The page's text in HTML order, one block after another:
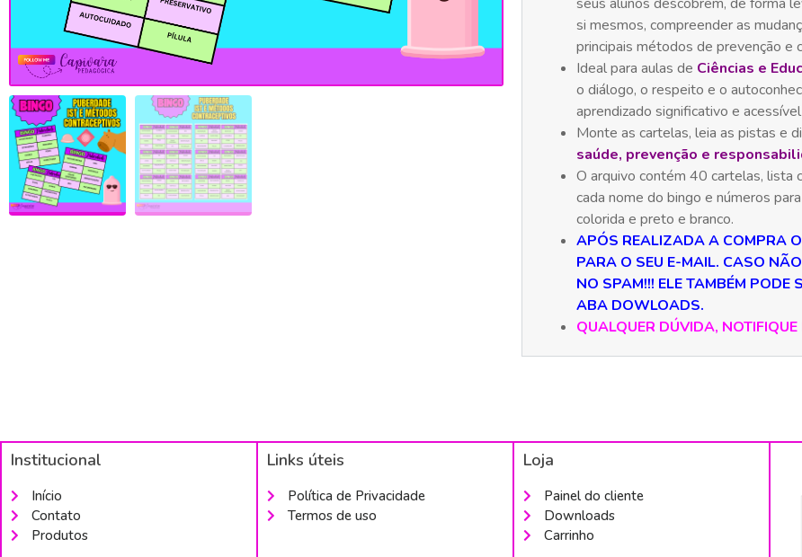
si mesmos, compreender as
principais métodos de prevenção e
Ideal para aulas de Ciências e
o diálogo, o respeito e o
aprendizado significativo e
Monte as cartelas, leia as pistas e
saúde, prevenção e
O arquivo contém 40 cartelas, lista
cada nome do bingo e números
colorida e preto e branco.
APÓS REALIZADA A COMPRA
PARA O SEU E-MAIL. CASO
NO SPAM!!! ELE TAMBÉM PODE
ABA DOWLOADS.
QUALQUER DÚVIDA,
Institucional
Início
Contato
Produtos
Links úteis
Política de Privacidade
Termos de uso
Loja
Painel do cliente
Downloads
Carrinho